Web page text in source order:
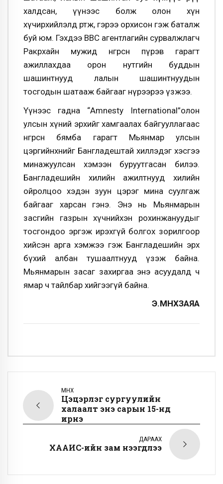
халдсан, үүнээс болж олон хүн
хүчирхийлэлд өртөж, гэрээ орхисон гэж баталж
буй юм. Гэхдээ ВВС агентлагийн сурвалжлагч
Ракрхайн мужид өнгөрсөн пүрэв гарагт
ажиллахдаа орон нутгийн буддын
шашинтнууд лалын шашинтнуудын
тосгодын шатааж байгааг нүрээрээ үзжээ.
Үүнээс гадна “Amnesty International”олон
улсын хүний эрхийг хамгаалах байгууллагаас
өнгөрсөн бямба гарагт Мьянмар улсын
цэргийнхнийг Бангладештай хиллэдэг хэсгээ
минажуулсан хэмээн буруутгасан билээ.
Бангладешийн хилийн ажилтнууд хилийн
ойролцоо хэдэн зуун цэрэг мина суулгаж
байгааг харсан гэнэ. Энэ нь Мьянмарын
засгийн газрын хүчнийхэн рохинжануудыг
тосгондоо эргэж ирэхгүй болгох зорилгоор
хийсэн арга хэмжээ гэж Бангладешийн эрх
бүхий албан тушаалтнууд үзэж байна.
Мьянмарын засаг захиргаа энэ асуудалд ч
ямар ч тайлбар хийгээгүй байна.
Э.МӨНХЗАЯА
ӨМНӨХ
Цэцэрлэг сургуулийн
халаалт энэ сарын 15-нд
ирнэ
ДАРААХ
ХААИС-ийн зам нээгдлээ